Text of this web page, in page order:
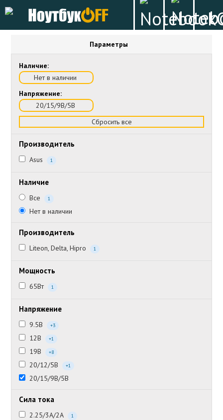
Параметры
Наличие:
Нет в наличии
Напряжение:
20/15/9В/5В
Сбросить все
Производитель
Asus 1
Наличие
Все 1
Нет в наличии
Производитель
Liteon, Delta, Hipro 1
Мощность
65Вт 1
Напряжение
9.5В +3
12В +1
19В +8
20/12/5В +1
20/15/9В/5В
Сила тока
2.25/3А/2А 1